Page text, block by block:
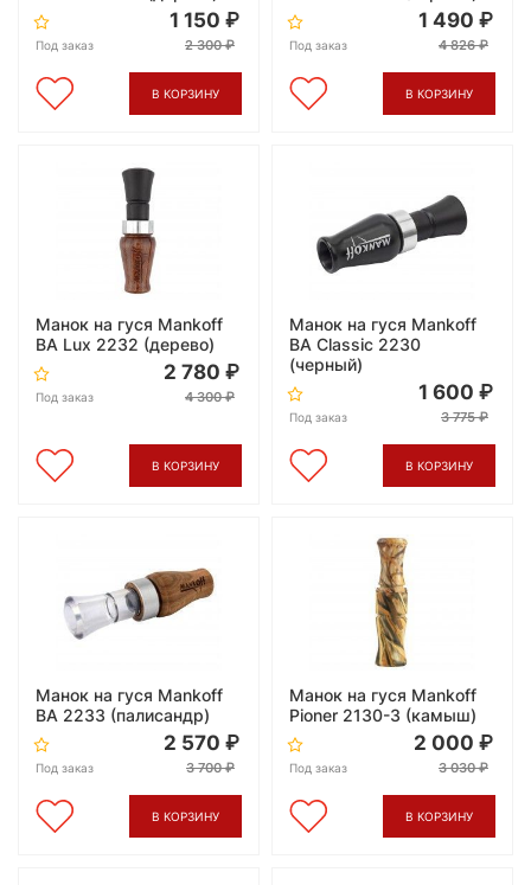
Под заказ
1 150
2 300
В КОРЗИНУ
Под заказ
1 490
4 826
В КОРЗИНУ
Манок на гуся Mankoff
ВА Lux 2232 (дерево)
Под заказ
2 780
4 300
В КОРЗИНУ
Манок на гуся Mankoff
ВА Classic 2230
(черный)
Под заказ
1 600
3 775
В КОРЗИНУ
Манок на гуся Mankoff
ВA 2233 (палисандр)
Под заказ
2 570
3 700
В КОРЗИНУ
Манок на гуся Mankoff
Pioner 2130-3 (камыш)
Под заказ
2 000
3 030
В КОРЗИНУ